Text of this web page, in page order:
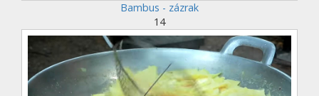
Bambus - zázrak
14